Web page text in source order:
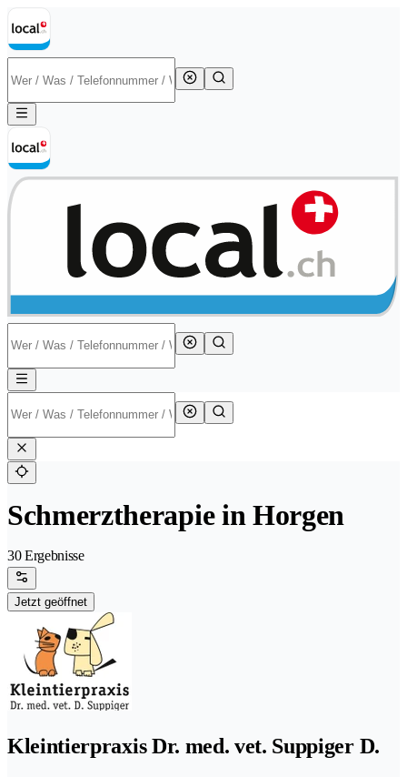
Schmerztherapie in Horgen
30 Ergebnisse
Jetzt geöffnet
Kleintierpraxis Dr. med. vet. Suppiger D.